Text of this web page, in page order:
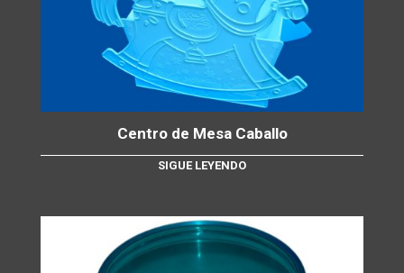
Centro de Mesa Caballo
SIGUE LEYENDO